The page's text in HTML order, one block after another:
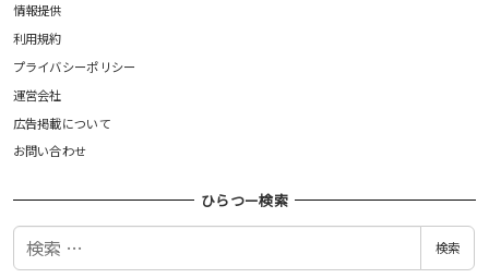
情報提供
利用規約
プライバシーポリシー
運営会社
広告掲載について
お問い合わせ
ひらつー検索
検
検索